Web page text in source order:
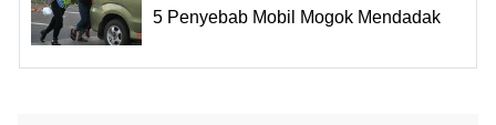
5 Penyebab Mobil Mogok Mendadak